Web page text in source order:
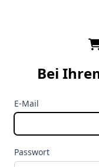
Bei
E-Mail
Passwort